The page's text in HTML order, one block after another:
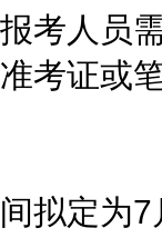
人员需
考证或
定为7